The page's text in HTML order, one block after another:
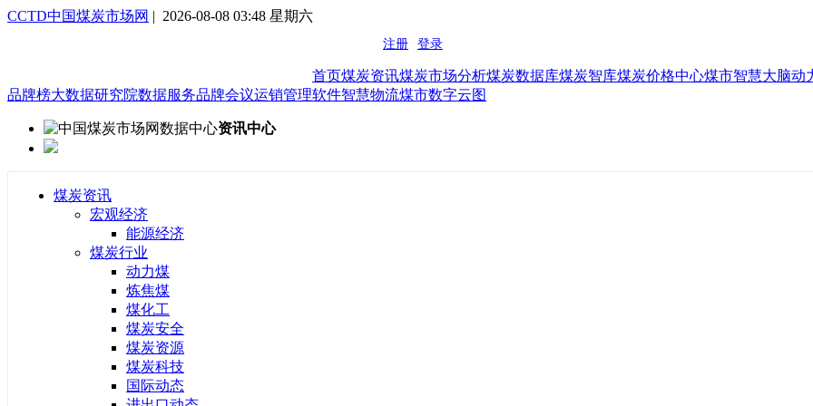
CCTD中国煤炭市场网 | 2026-08-08 03:48 星期六
首页煤炭资讯煤炭市场分析煤炭数据库煤炭智库煤炭价格中心煤市智慧大脑动
品牌榜大数据研究院数据服务品牌会议运销管理软件智慧物流煤市数字云图
资讯中心
煤炭资讯
宏观经济
能源经济
煤炭行业
动力煤
炼焦煤
煤化工
煤炭安全
煤炭资源
煤炭科技
国际动态